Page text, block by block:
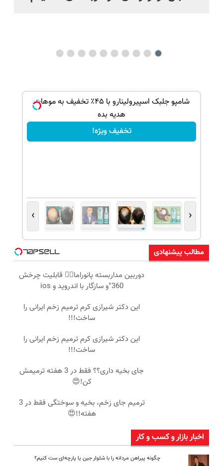
شامپو جلبک اسپیرولینارو با ۴۵٪ تخفیف به موهات
هدیه بده
تخفیف ویژه!
‹
›
مطالب پیشنهادی
دوربین مداربسته پانوراما👈🏻 قابلیت چرخش
360°و سازگار با اندروید و ios
این دکتر شیرازی کرم ترمیم زخم ایرانی را
ساخت!!!
این دکتر شیرازی کرم ترمیم زخم ایرانی را
ساخت!!!
جای بخیه داری؟؟ فقط در 3 هفته ترمیمش
کن!😍
ترمیم جای زخم، بخیه و سوختگی فقط در 3
هفته!!😍
اخبار بازار و کسب و کار
چگونه پیراهن مردانه را با شلوار جین یا پارچه‌ای ست کنیم؟